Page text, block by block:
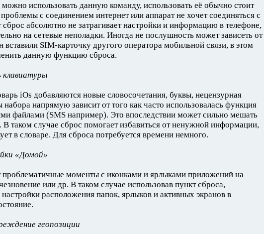
использовать данную команду, использовать еë обычно стоит
с соединением интернет или аппарат не хочет соединяться с
абсолютно не затрагивает настройки и информацию в телефоне,
на сетевые неполадки. Иногда не послушность может зависеть от
вставили SIM-карточку другого оператора мобильной связи, в этом
данную функцию сброса.
клавиатуры
iOs добавляются новые словосочетания, буквы, нецензурная
напрямую зависит от того как часто использовалась функция
файлами (SMS например). Это впоследствии может сильно мешать
В таком случае сброс помогает избавиться от ненужной информации,
в словаре. Для сброса потребуется времени немного.
«Домой»
проблематичные моменты с иконками и ярлыками приложений на
или др. В таком случае использовав пункт сброса,
расположения папок, ярлыков и активных экранов в
геопозиции